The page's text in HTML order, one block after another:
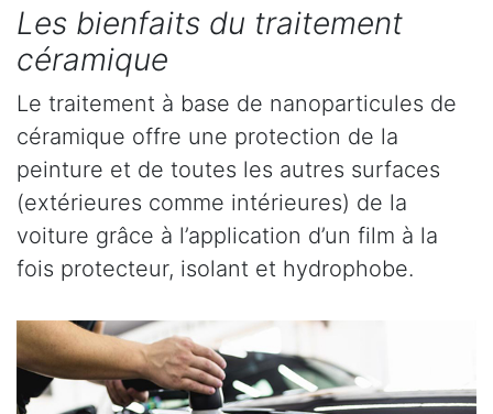
Les bienfaits du traitement
céramique
Le traitement à base de nanoparticules de
céramique offre une protection de la
peinture et de toutes les autres surfaces
(extérieures comme intérieures) de la
voiture grâce à l’application d’un film à la
fois protecteur, isolant et hydrophobe.